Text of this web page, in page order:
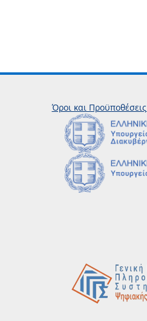
Όροι και Προϋποθέσεις